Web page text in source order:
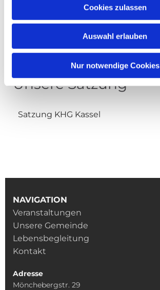
Cookies zulassen
Auswahl erlauben
Nur notwendige Cookies
Unsere Satzung
Satzung KHG Kassel
NAVIGATION
Veranstaltungen
Unsere Gemeinde
Lebensbegleitung
Kontakt
Adresse
Mönchebergstr. 29